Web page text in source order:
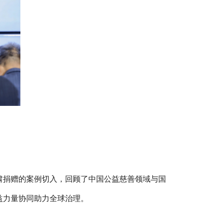
赠的案例切入，回顾了中国公益慈善领域与国
量协同助力全球治理。